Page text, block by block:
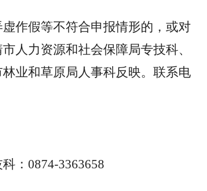
作假等不符合申报情形的，或对
人力资源和社会保障局专技科、
业和草原局人事科反映。联系电
：0874-3363658